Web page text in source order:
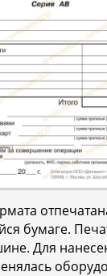
бумаге.
Для